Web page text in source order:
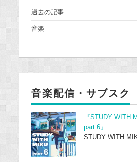
過去の記事
音楽
音楽配信・サブスク
『STUDY WITH
part 6』
STUDY WITH